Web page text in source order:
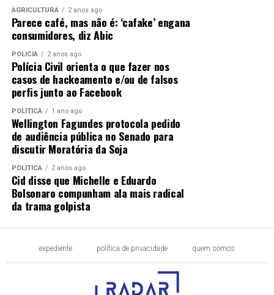
AGRICULTURA 2 anos ago
Parece café, mas não é: ‘cafake’ engana
consumidores, diz Abic
POLÍCIA 2 anos ago
Polícia Civil orienta o que fazer nos
casos de hackeamento e/ou de falsos
perfis junto ao Facebook
POLÍTICA 1 ano ago
Wellington Fagundes protocola pedido
de audiência pública no Senado para
discutir Moratória da Soja
POLÍTICA 2 anos ago
Cid disse que Michelle e Eduardo
Bolsonaro compunham ala mais radical
da trama golpista
expediente política de privacidade quem somos